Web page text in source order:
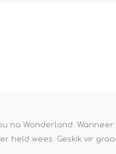
na Wonderland. Wanneer
held wees. Geskik vir